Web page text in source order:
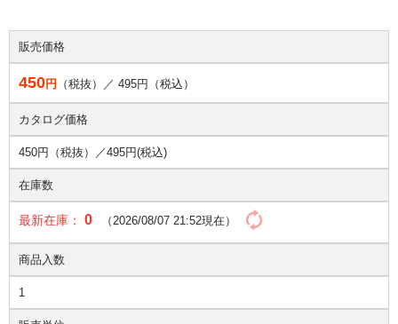
販売価格
450円 （税抜）／ 495円（税込）
カタログ価格
450円（税抜）／495円(税込)
在庫数
最新在庫： 0 （2026/08/07 21:52現在）
商品入数
1